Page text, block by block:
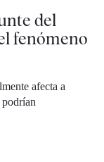
del
fenómeno
afecta a